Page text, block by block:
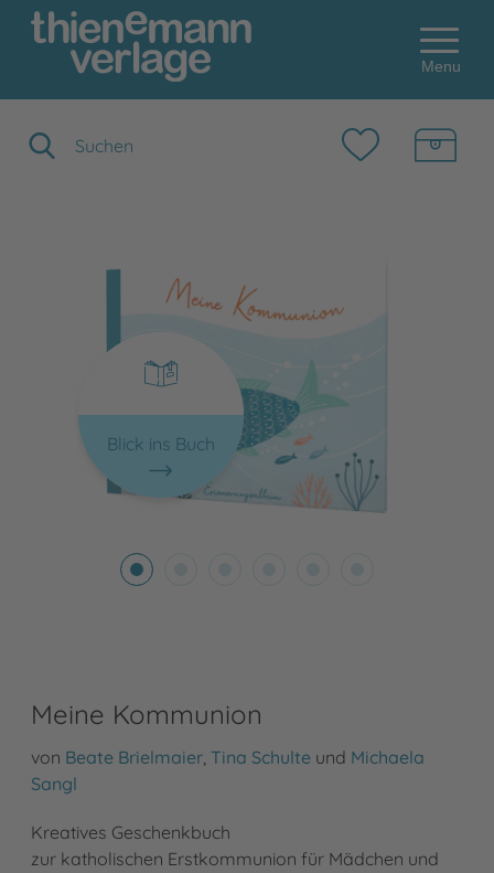
Menu
Blick ins Buch
Meine Kommunion
von Beate Brielmaier, Tina Schulte und Michaela
Sangl
Kreatives Geschenkbuch
zur katholischen Erstkommunion für Mädchen und